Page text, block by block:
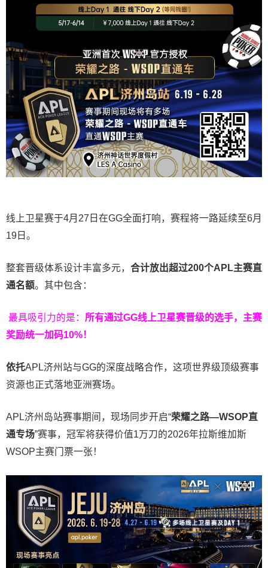
线上卫星赛于4月27日在GG全面打响，赛程将一路延续至6月
19日。
整套晋级体系设计丰富多元， 合计放出超过200个APL主赛直
通名额。其中包含：
最具吸引力的是： 所有通过GG线上卫星赛晋级的选手，主赛
奖励统一加码10%！
依托APL济州站与GG的深度战略合作，这项世界级顶级赛事
资源也正式落地亚洲赛场。
APL济州岛站赛事期间，现场同步开启“荣耀之路—WSOP直
通专场”赛事，冠军将获得价值1万刀的2026年拉斯维加斯
WSOP主赛门票一张！